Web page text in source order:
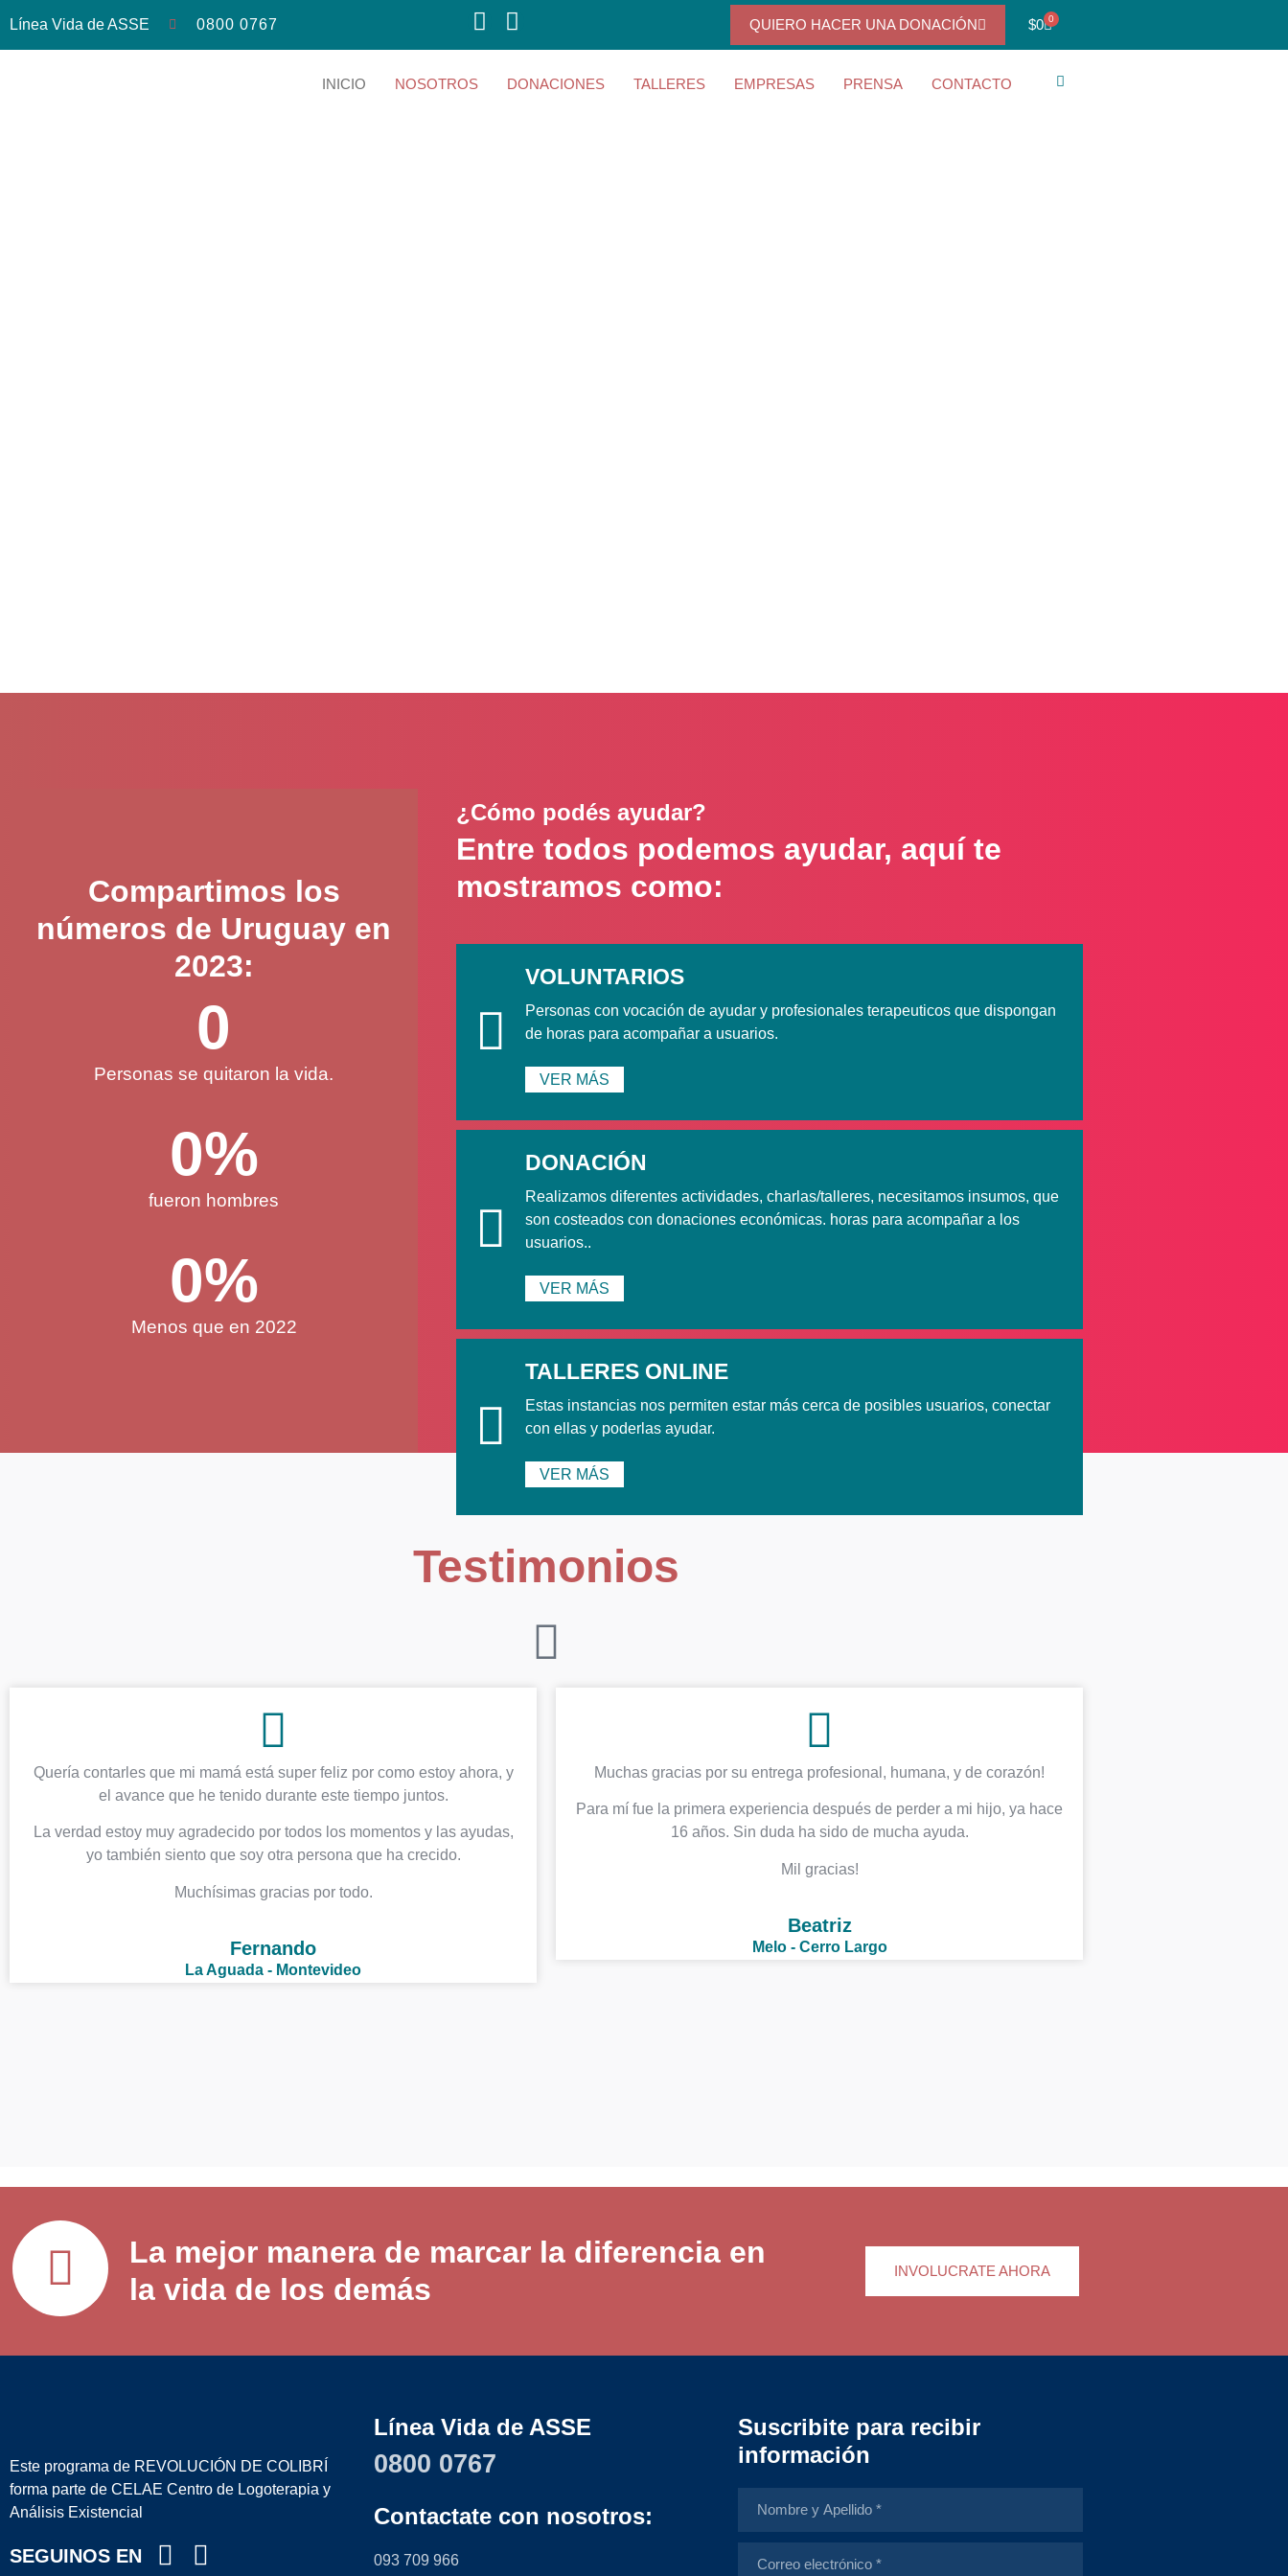
Línea Vida de ASSE 0800 0767 QUIERO HACER UNA DONACIÓN $0 0
INICIO NOSOTROS DONACIONES TALLERES EMPRESAS PRENSA CONTACTO
No estás solo/a, estamos para
ayudarte!
Un grupo de profesionales te esta esperando.
Una pérdida provoca un duelo, este
duelo varía según la vinculación
emocional.
acompañarte!
¿Sufrís acoso por otra persona que
esta y el/la acosador/a.
CONTACTANOS
Compartimos los
números de Uruguay en
2023:
Personas se quitaron la vida.
0
fueron hombres
0%
Menos que en 2022
0%
¿Cómo podés ayudar?
Entre todos podemos ayudar, aquí te
mostramos como:
VOLUNTARIOS
Personas con vocación de ayudar y profesionales terapeuticos que dispongan
de horas para acompañar a usuarios.
VER MÁS
DONACIÓN
Realizamos diferentes actividades, charlas/talleres, necesitamos insumos, que
son costeados con donaciones económicas. horas para acompañar a los
usuarios..
VER MÁS
TALLERES ONLINE
Estas instancias nos permiten estar más cerca de posibles usuarios, conectar
con ellas y poderlas ayudar.
VER MÁS
Testimonios
Quería contarles que mi mamá está super feliz por como estoy ahora, y
el avance que he tenido durante este tiempo juntos.
La verdad estoy muy agradecido por todos los momentos y las ayudas,
yo también siento que soy otra persona que ha crecido.
Muchísimas gracias por todo.
Fernando
La Aguada - Montevideo
Muchas gracias por su entrega profesional, humana, y de corazón!
Para mí fue la primera experiencia después de perder a mi hijo, ya hace
16 años. Sin duda ha sido de mucha ayuda.
Mil gracias!
Beatriz
Melo - Cerro Largo
melbet казино зеркало
La mejor manera de marcar la diferencia en
la vida de los demás
INVOLUCRATE AHORA
Este programa de REVOLUCIÓN DE COLIBRÍ
forma parte de CELAE Centro de Logoterapia y
Análisis Existencial
SEGUINOS EN
Línea Vida de ASSE
0800 0767
Contactate con nosotros:
093 709 966
Suscribite para recibir
información